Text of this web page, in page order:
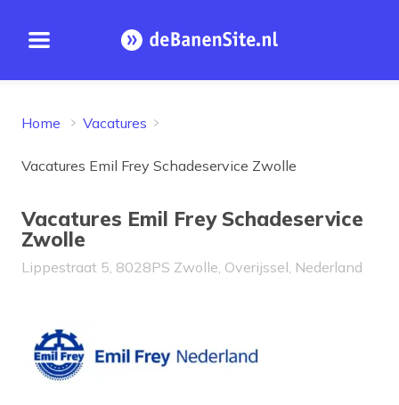
Open menu Homepage
Home Vacatures
Vacatures Emil Frey Schadeservice Zwolle
Vacatures Emil Frey Schadeservice
Zwolle
Lippestraat 5, 8028PS Zwolle, Overijssel, Nederland